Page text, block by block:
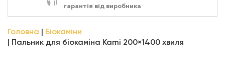
гарантія від виробника
Головна
Біокаміни
Пальник для біокаміна Kami 200×1400 хвиля